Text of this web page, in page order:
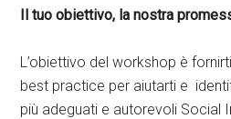
Il tuo obiettivo, la nostra
L’obiettivo del workshop è
best practice per aiutarti e
più adeguati e autorevoli Social